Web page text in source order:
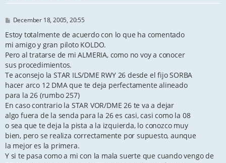
P
s
t
December 18, 2005, 20:55
Estoy totalmente de acuerdo con lo que ha comentado
mi amigo y gran piloto KOLDO.
Pero al tratarse de mi ALMERIA, como no voy a conocer
sus procedimientos.
Te aconsejo la STAR ILS/DME RWY 26 desde el fijo SORBA
hacer arco 12 DMA que te deja perfectamente alineado
para la 26 (rumbo 257)
En caso contrario la STAR VOR/DME 26 te va a dejar
algo fuera de la senda para la 26 es casi, casi como la 08
o sea que te deja la pista a la izquierda, lo conozco muy
bien, pero se realiza correctamente por supuesto, aunque
la mejor es la primera.
Y si te pasa como a mi con la mala suerte que cuando vengo de